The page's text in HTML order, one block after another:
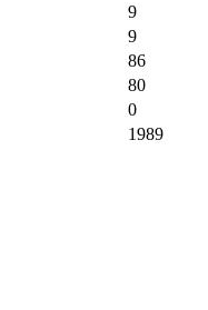
9
9
86
80
0
1989